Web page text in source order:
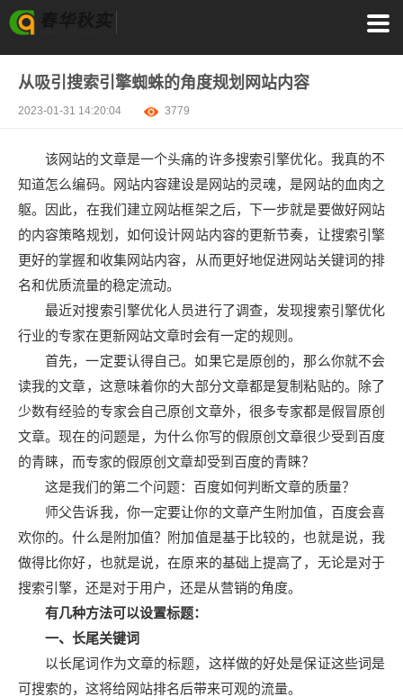
从吸引搜索引擎蜘蛛的角度规划网站内容
2023-01-31 14:20:04 3779
该网站的文章是一个头痛的许多搜索引擎优化。我真的不
知道怎么编码。网站内容建设是网站的灵魂，是网站的血肉之
躯。因此，在我们建立网站框架之后，下一步就是要做好网站
的内容策略规划，如何设计网站内容的更新节奏，让搜索引擎
更好的掌握和收集网站内容，从而更好地促进网站关键词的排
名和优质流量的稳定流动。
最近对搜索引擎优化人员进行了调查，发现搜索引擎优化
行业的专家在更新网站文章时会有一定的规则。
首先，一定要认得自己。如果它是原创的，那么你就不会
读我的文章，这意味着你的大部分文章都是复制粘贴的。除了
少数有经验的专家会自己原创文章外，很多专家都是假冒原创
文章。现在的问题是，为什么你写的假原创文章很少受到百度
的青睐，而专家的假原创文章却受到百度的青睐？
这是我们的第二个问题：百度如何判断文章的质量？
师父告诉我，你一定要让你的文章产生附加值，百度会喜
欢你的。什么是附加值？附加值是基于比较的，也就是说，我
做得比你好，也就是说，在原来的基础上提高了，无论是对于
搜索引擎，还是对于用户，还是从营销的角度。
有几种方法可以设置标题：
一、长尾关键词
以长尾词作为文章的标题，这样做的好处是保证这些词是
可搜索的，这将给网站排名后带来可观的流量。